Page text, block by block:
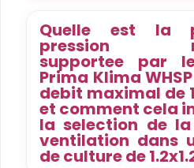
Quelle est la
pression
supportee par
Prima Klima WHSP
debit maximal de
et comment cela
la selection de
ventilation dans
de culture de